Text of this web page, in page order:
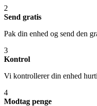
2
Send gratis
Pak din enhed og send den
3
Kontrol
Vi kontrollerer din enhed
4
Modtag penge